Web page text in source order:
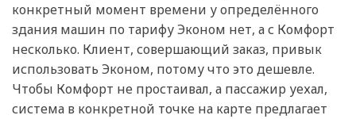
конкретный момент времени у определённого
здания машин по тарифу Эконом нет, а с Комфорт
несколько. Клиент, совершающий заказ, привык
использовать Эконом, потому что это дешевле.
Чтобы Комфорт не простаивал, а пассажир уехал,
система в конкретной точке на карте предлагает